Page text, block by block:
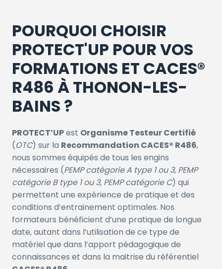
POURQUOI CHOISIR
PROTECT'UP POUR VOS
FORMATIONS ET CACES®
R486 À THONON-LES-
BAINS ?
PROTECT’UPest Organisme Testeur Certifié
(OTC) sur la Recommandation CACES® R486,
nous sommes équipés de tous les engins
nécessaires (PEMP catégorie A type 1 ou 3, PEMP
catégorie B type 1 ou 3, PEMP catégorie C) qui
permettent une expérience de pratique et des
conditions d’entrainement optimales. Nos
formateurs bénéficient d’une pratique de longue
date, autant dans l’utilisation de ce type de
matériel que dans l’apport pédagogique de
connaissances et dans la maitrise du référentiel